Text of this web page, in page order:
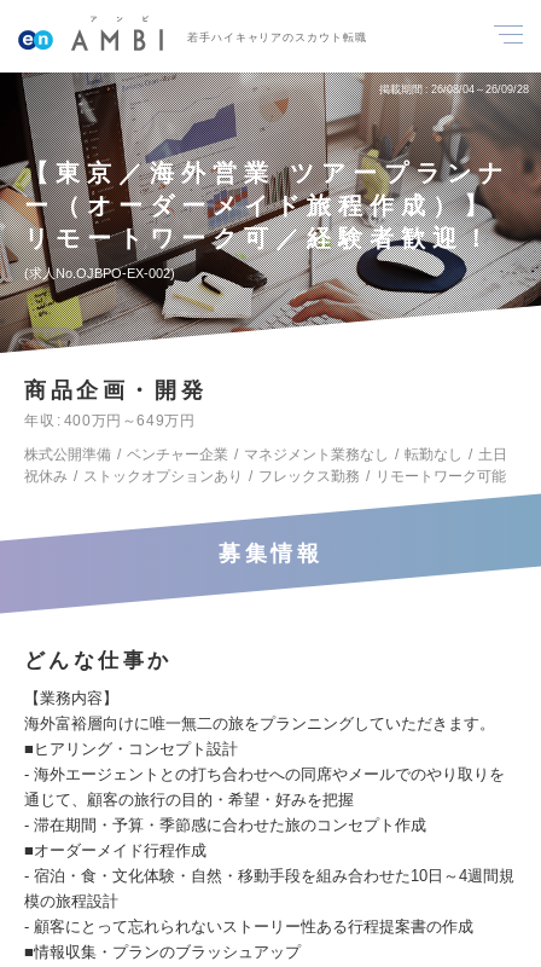
若手ハイキャリアのスカウト転職
掲載期間 26/08/04～26/09/28
【東京／海外営業 ツアープランナ
ー（オーダーメイド旅程作成）】
リモートワーク可／経験者歓迎！
求人No.OJBPO-EX-002
商品企画・開発
年収
400万円～649万円
株式公開準備
ベンチャー企業 マネジメント業務なし 転勤なし
土日
祝休み
ストックオプションあり フレックス勤務 リモートワーク可能
募集情報
どんな仕事か
【業務内容】
海外富裕層向けに唯一無二の旅をプランニングしていただきます。
■ヒアリング・コンセプト設計
- 海外エージェントとの打ち合わせへの同席やメールでのやり取りを
通じて、顧客の旅行の目的・希望・好みを把握
- 滞在期間・予算・季節感に合わせた旅のコンセプト作成
■オーダーメイド行程作成
- 宿泊・食・文化体験・自然・移動手段を組み合わせた10日～4週間規
模の旅程設計
- 顧客にとって忘れられないストーリー性ある行程提案書の作成
■情報収集・プランのブラッシュアップ